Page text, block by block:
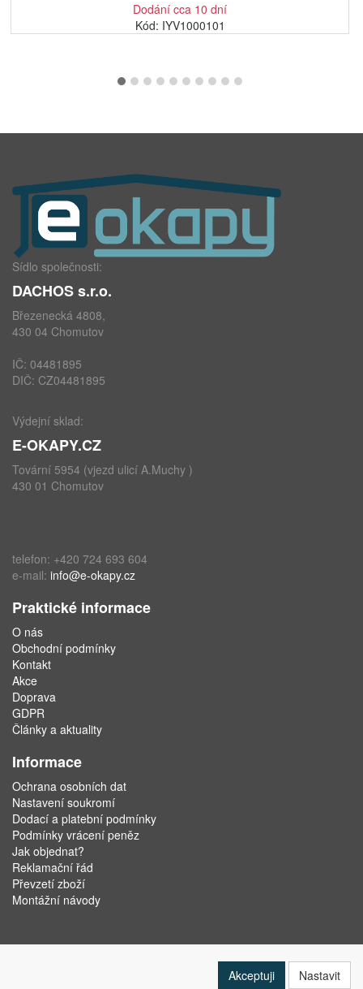
Dodání cca 10 dní
Kód: IYV1000101
Sídlo společnosti:
DACHOS s.r.o.
Březenecká 4808,
430 04 Chomutov
IČ: 04481895
DIČ: CZ04481895
Výdejní sklad:
E-OKAPY.CZ
Tovární 5954 (vjezd ulicí A.Muchy )
430 01 Chomutov
telefon: +420 724 693 604
e-mail: info@e-okapy.cz
Praktické informace
O nás
Obchodní podmínky
Kontakt
Akce
Doprava
GDPR
Články a aktuality
Informace
Ochrana osobních dat
Nastavení soukromí
Dodací a platební podmínky
Podmínky vrácení peněz
Jak objednat?
Reklamační řád
Převzetí zboží
Montážní návody
Akceptuji Nastavit